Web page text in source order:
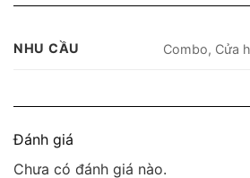
NHU CẦU Combo, Cửa
Đánh giá
Chưa có đánh giá nào.